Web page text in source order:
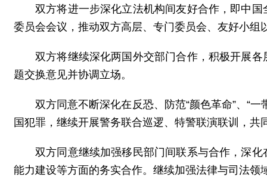
双方将进一步深化立法机构间友好合作，即中
委员会会议，推动双方高层、专门委员会、友好小组
双方将继续深化两国外交部门合作，积极开展
题交换意见并协调立场。
双方同意不断深化在反恐、防范“颜色革命”、“
国犯罪，继续开展警务联合巡逻、特警联演联训，共
双方同意继续加强移民部门间联系与合作，深
能力建设等方面的务实合作。继续加强法律与司法领